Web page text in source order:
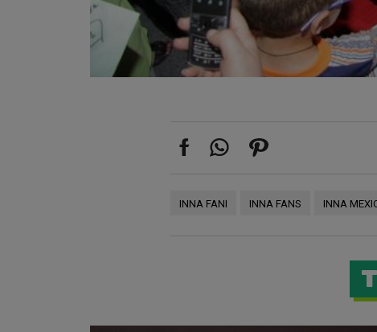
INNA FANI INNA FANS INNA